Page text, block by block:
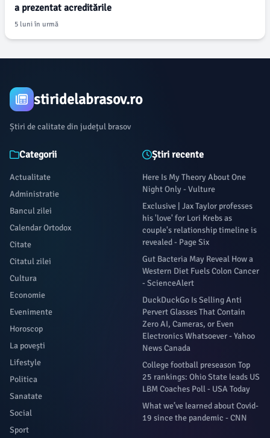
a prezentat acreditările
5 luni în urmă
stiridelabrasov.ro
Știri de calitate din județul brasov
Categorii
Actualitate
Administratie
Bancul zilei
Calendar Ortodox
Citate
Citatul zilei
Cultura
Economie
Evenimente
Horoscop
La povești
Lifestyle
Politica
Sanatate
Social
Sport
Știri recente
Here Is My Theory About One
Night Only - Vulture
Exclusive | Jax Taylor professes
his 'love' for Lori Krebs as
couple's relationship timeline is
revealed - Page Six
Gut Bacteria May Reveal How a
Western Diet Fuels Colon Cancer
- ScienceAlert
DuckDuckGo Is Selling Anti
Pervert Glasses That Contain
Zero AI, Cameras, or Even
Electronics Whatsoever - Yahoo
News Canada
College football preseason Top
25 rankings: Ohio State leads US
LBM Coaches Poll - USA Today
What we’ve learned about Covid-
19 since the pandemic - CNN